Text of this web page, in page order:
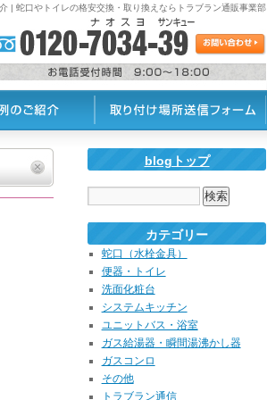
| 蛇口やトイレの格安交換・取り換えならトラブラン通販事業部
blogトップ
カテゴリー
蛇口（水栓金具）
便器・トイレ
洗面化粧台
システムキッチン
ユニットバス・浴室
ガス給湯器・瞬間湯沸かし器
ガスコンロ
その他
トラブラン通信